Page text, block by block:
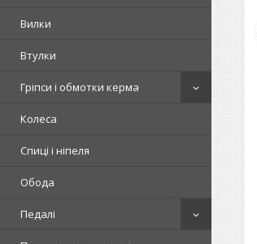
Вилки
Втулки
Гріпси і обмотки керма
Колеса
Спиці і ніпеля
Обода
Педалі